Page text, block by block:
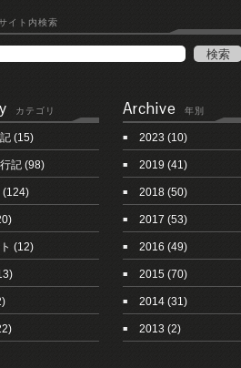
イト内検索
カテゴリ
(15)
記 (98)
(124)
(12)
Archive 年別
2023 (10)
2019 (41)
2018 (50)
2017 (53)
2016 (49)
2015 (70)
2014 (31)
2013 (2)